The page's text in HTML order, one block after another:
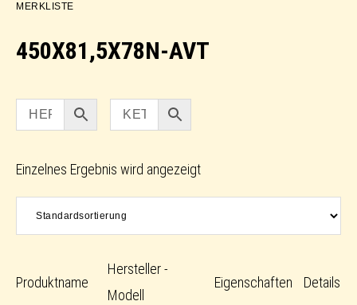
MERKLISTE
450X81,5X78N-AVT
Einzelnes Ergebnis wird angezeigt
Produktname
Hersteller -
Modell
Eigenschaften Details